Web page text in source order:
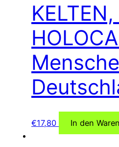
€17,80 In den